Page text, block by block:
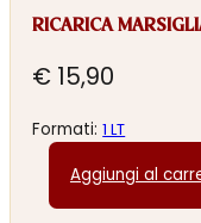
RICARICA
€ 15,90
Formati:1 LT
Aggiungi al